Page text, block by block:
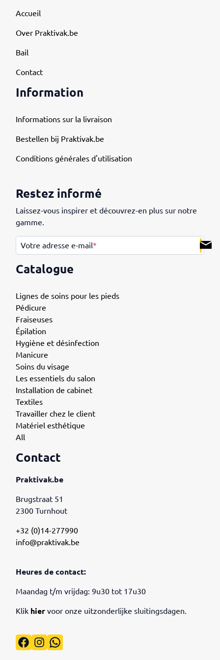
Contact
Praktivak.be
Brugstraat 51
2300 Turnhout
+32 (0)14-277990
info@praktivak.be
Heures de contact:
Maandag t/m vrijdag: 9u30 tot 17u30
Klik hier voor onze uitzonderlijke sluitingsdagen.
Facebook
Instagram
WhatsApp
Accueil
Over Praktivak.be
Bail
Contact
Catalogue
Lignes de soins pour les pieds
Pédicure
Fraiseuses
Épilation
Hygiène et désinfection
Manicure
Soins du visage
Les essentiels du salon
Installation de cabinet
Textiles
Travailler chez le client
Matériel esthétique
All
Information
Informations sur la livraison
Bestellen bij Praktivak.be
Conditions générales d'utilisation
Restez informé
Laissez-vous inspirer et découvrez-en plus sur notre
gamme.
Votre adresse e-mail* .